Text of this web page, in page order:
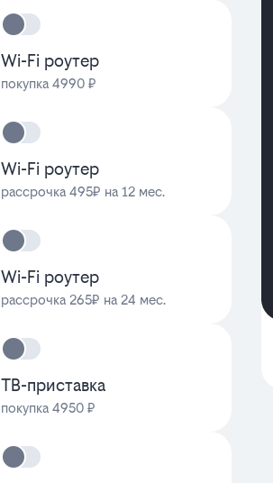
Wi-Fi роутер
покупка 4990 ₽
Wi-Fi роутер
рассрочка 495₽ на 12 мес.
Wi-Fi роутер
рассрочка 265₽ на 24 мес.
ТВ-приставка
покупка 4950 ₽